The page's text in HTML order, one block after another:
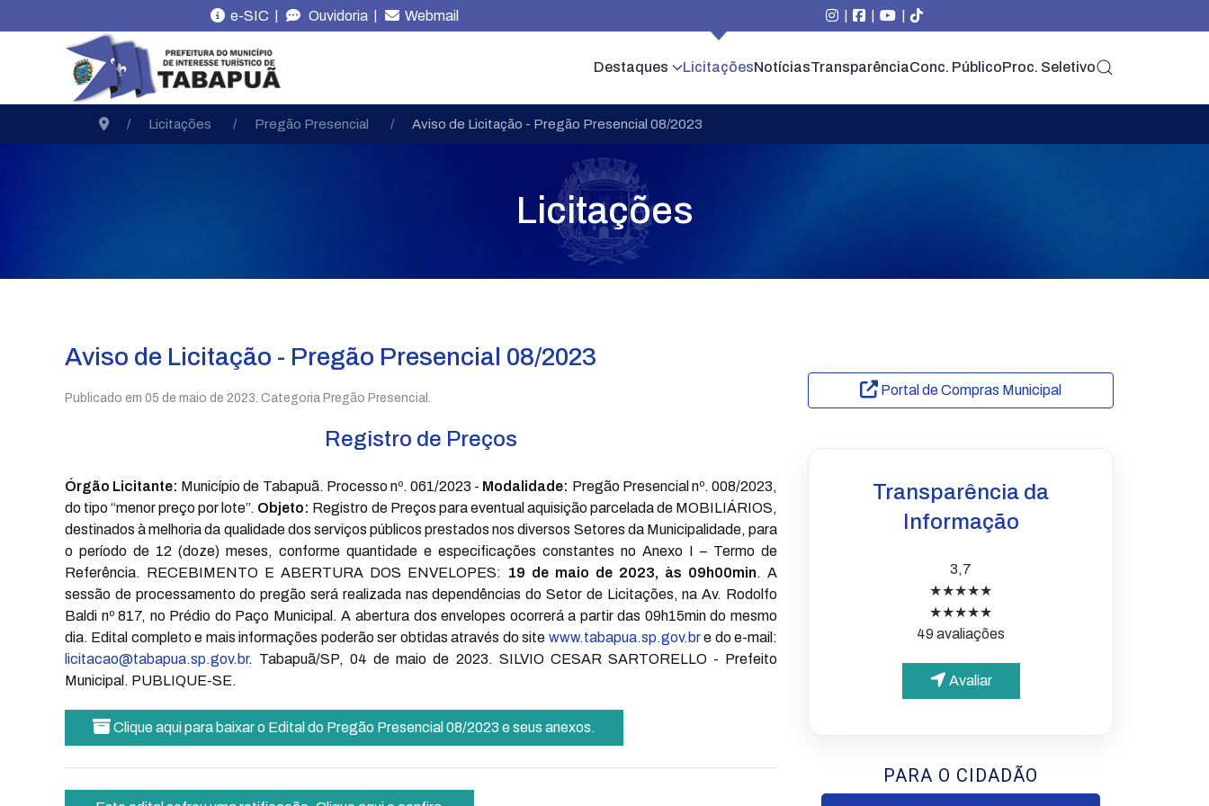
e-SIC | Ouvidoria | Webmail | | |
Destaques LicitaçõesNotíciasTransparênciaConc. PúblicoProc. Seletivo
Licitações Pregão Presencial Aviso de Licitação - Pregão Presencial 08/2023
Licitações
Aviso de Licitação - Pregão Presencial 08/2023
Publicado em 05 de maio de 2023 . Categoria Pregão Presencial.
Registro de Preços
Órgão Licitante: Município de Tabapuã. Processo nº. 061/2023 - Modalidade: Pregão Presencial nº. 008/2023,
do tipo “menor preço por lote”. Objeto: Registro de Preços para eventual aquisição parcelada de MOBILIÁRIOS,
destinados à melhoria da qualidade dos serviços públicos prestados nos diversos Setores da Municipalidade, para
o período de 12 (doze) meses, conforme quantidade e especificações constantes no Anexo I – Termo de
Referência. RECEBIMENTO E ABERTURA DOS ENVELOPES: 19 de maio de 2023, às 09h00min. A
sessão de processamento do pregão será realizada nas dependências do Setor de Licitações, na Av. Rodolfo
Baldi nº 817, no Prédio do Paço Municipal. A abertura dos envelopes ocorrerá a partir das 09h15min do mesmo
dia. Edital completo e mais informações poderão ser obtidas através do site www.tabapua.sp.gov.bre do e-mail:
licitacao@tabapua.sp.gov.br. Tabapuã/SP, 04 de maio de 2023. SILVIO CESAR SARTORELLO - Prefeito
Municipal. PUBLIQUE-SE.
Clique aqui para baixar o Edital do Pregão Presencial 08/2023 e seus anexos.
Portal de Compras Municipal
Transparência da
Informação
3,7
★★★★★
★★★★★
49 avaliações
Avaliar
PARA O CIDADÃO